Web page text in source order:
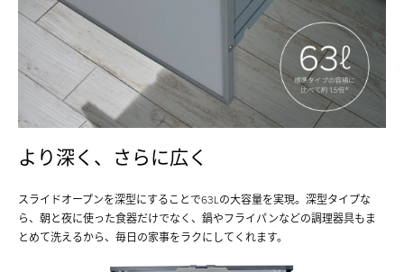
より深く、さらに広く
スライドオープンを深型にすることで63Lの大容量を実現。深型タイプな
ら、朝と夜に使った食器だけでなく、鍋やフライパンなどの調理器具もま
とめて洗えるから、毎日の家事をラクにしてくれます。